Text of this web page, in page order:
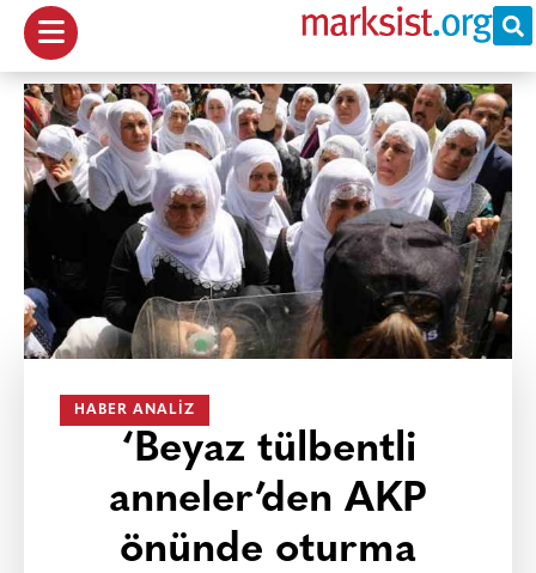
HABER ANALIZ
‘Beyaz tülbentli
anneler’den AKP
önünde oturma